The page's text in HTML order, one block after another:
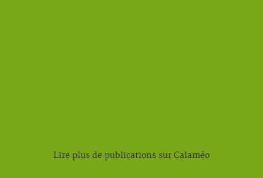
Lire plus de publications sur Calaméo